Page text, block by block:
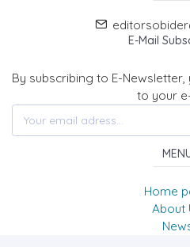
E-Mail
By subscribing to E-
to your
Home
About